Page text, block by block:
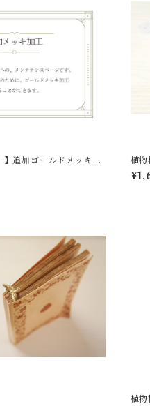
】追加ゴールドメッキ加
植物
植物